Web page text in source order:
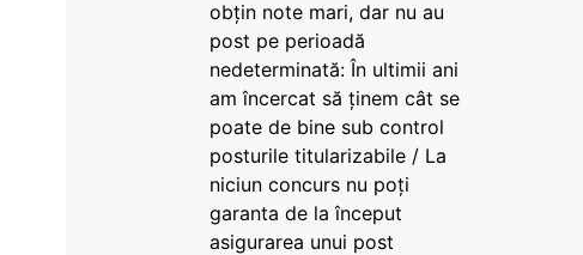
obțin note mari, dar nu au
post pe perioadă
nedeterminată: În ultimii ani
am încercat să ținem cât se
poate de bine sub control
posturile titularizabile / La
niciun concurs nu poți
garanta de la început
asigurarea unui post